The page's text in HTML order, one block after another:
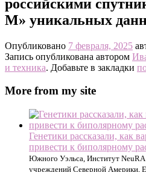
российскими
М» уникальных
Опубликовано 7 февраля, 2025
Запись опубликована автором
и техника. Добавьте в закладки
More from my site
Генетики рассказали, как
привести к биполярному
Южного Уэльса, Институт
учреждений Северной Америки,